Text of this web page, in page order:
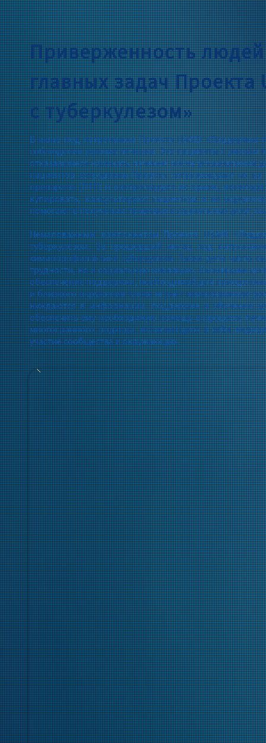
Приверженность
главных задач
с туберкулезом»
В июне под патронажем Проекта USAID «Поддержка
соблюдения режима лечения. Это пациенты с
отказавшиеся начинать лечение после
пациентов сотрудники Проекта сопровождают их
препараты (ПТП) и контролируют их прием,
купировать, консультируют пациентов и их
помогают в получении правовых и социальных услуг,
Немаловажным компонентом Проекта USAID
туберкулезом. За прошедший месяц под
химиопрофилактике туберкулеза. Такие дети часто
трудности, но и социальную изоляцию. Основными
обеспечение поддержки, необходимой для
и близкого окружения также играет немаловажную
нуждаются в информации, поддержке и обучении
обеспечить ему необходимую помощь в процессе
многогранного подхода, включающего в себя
участие сообщества и окружающих.